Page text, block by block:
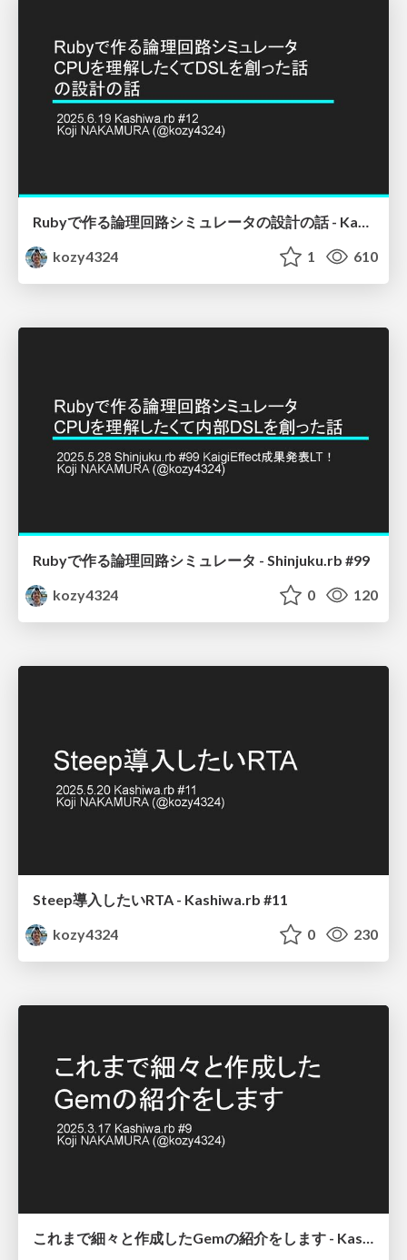
Rubyで作る論理回路シミュレータの設計の話 - Kashiwa.rb #12
kozy4324
1 610
Rubyで作る論理回路シミュレータ - Shinjuku.rb #99
kozy4324
0 120
Steep導入したいRTA - Kashiwa.rb #11
kozy4324
0 230
これまで細々と作成したGemの紹介をします - Kashiwa.rb #9